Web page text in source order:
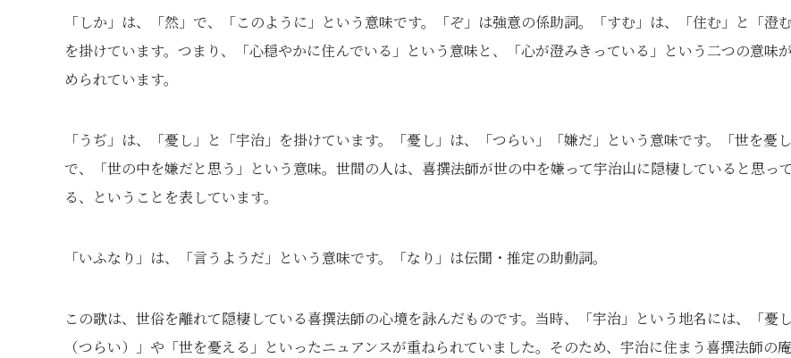
「しか」は、「然」で、「このように」という意味です。「ぞ」は強意の係助詞。「すむ」は、「住む」と「澄む
を掛けています。つまり、「心穏やかに住んでいる」という意味と、「心が澄みきっている」という二つの意味
められています。
「うぢ」は、「憂し」と「宇治」を掛けています。「憂し」は、「つらい」「嫌だ」という意味です。「世を憂し
で、「世の中を嫌だと思う」という意味。世間の人は、喜撰法師が世の中を嫌って宇治山に隠棲していると思っ
る、ということを表しています。
「いふなり」は、「言うようだ」という意味です。「なり」は伝聞・推定の助動詞。
この歌は、世俗を離れて隠棲している喜撰法師の心境を詠んだものです。当時、「宇治」という地名には、「憂し
（つらい）」や「世を憂える」といったニュアンスが重ねられていました。そのため、宇治に住まう喜撰法師の庵